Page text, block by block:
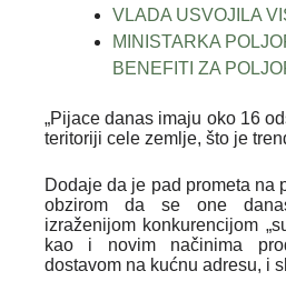
VLADA USVOJILA
MINISTARKA
BENEFITI ZA
„Pijace danas imaju oko 16
teritoriji cele zemlje, što je
Dodaje da je pad prometa na
obzirom da se one
izraženijom konkurencijom
kao i novim načinima
dostavom na kućnu adresu, i